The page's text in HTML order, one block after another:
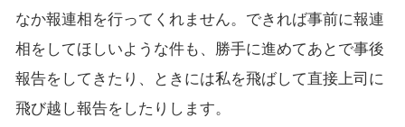
なか報連相を行ってくれません。できれば事前に報連
相をしてほしいような件も、勝手に進めてあとで事後
報告をしてきたり、ときには私を飛ばして直接上司に
飛び越し報告をしたりします。